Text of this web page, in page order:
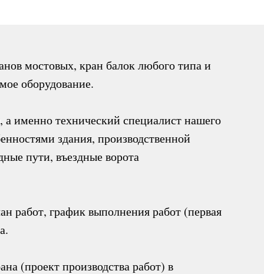
мостовых, кран балок любого типа и
оборудование.
именно технический специалист нашего
здания, производственной
пути, въездные ворота
работ, график выполнения работ (первая
(проект производства работ) в